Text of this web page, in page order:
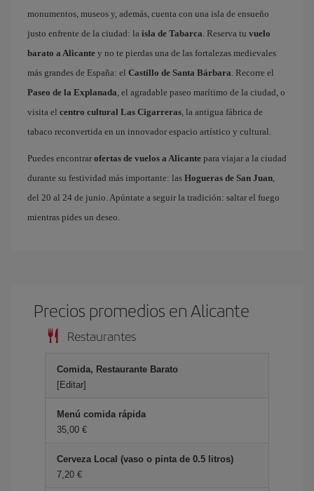
monumentos, museos y, además, cuenta con una isla de ensueño
justo enfrente de la ciudad: la isla de Tabarca. Reserva tu vuelo
barato a Alicante y no te pierdas una de las fortalezas medievales
más grandes de España: el Castillo de Santa Bárbara. Recorre el
Paseo de la Explanada, el agradable paseo marítimo de la ciudad, o
visita el centro cultural Las Cigarreras, la antigua fábrica de
tabaco reconvertida en un innovador espacio artístico y cultural.
Puedes encontrar ofertas de vuelos a Alicante para viajar a la ciudad
durante su festividad más importante: las Hogueras de San Juan,
del 20 al 24 de junio. Apúntate a seguir la tradición: saltar el fuego
mientras pides un deseo.
Precios promedios en Alicante
Restaurantes
Comida, Restaurante Barato
[Editar]
Menú comida rápida
35,00 €
Cerveza Local (vaso o pinta de 0.5 litros)
7,20 €